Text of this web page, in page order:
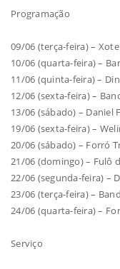
Programação
09/06 (terça-feira) –
10/06 (quarta-feira) –
11/06 (quinta-feira) –
12/06 (sexta-feira) –
13/06 (sábado) – Daniel
19/06 (sexta-feira) –
20/06 (sábado) – Forró
21/06 (domingo) – Fulô
22/06 (segunda-feira) –
23/06 (terça-feira) –
24/06 (quarta-feira) –
Serviço